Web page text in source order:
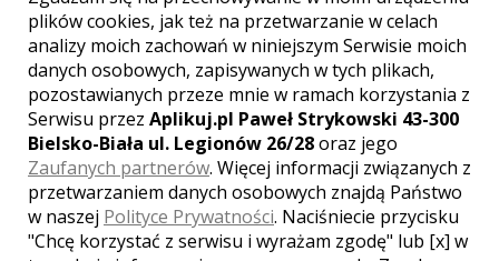
[ brak komentarzy ]
plików cookies, jak też na przetwarzanie w celach
analizy moich zachowań w niniejszym Serwisie moich
danych osobowych, zapisywanych w tych plikach,
pozostawianych przeze mnie w ramach korzystania z
Serwisu przez Aplikuj.pl Paweł Strykowski 43-300
Bielsko-Biała ul. Legionów 26/28oraz jego
Zaufanych partnerów. Więcej informacji związanych z
przetwarzaniem danych osobowych znajdą Państwo
w naszej Polityce Prywatności. Naciśniecie przycisku
"Chcę korzystać z serwisu i wyrażam zgodę" lub [x] w